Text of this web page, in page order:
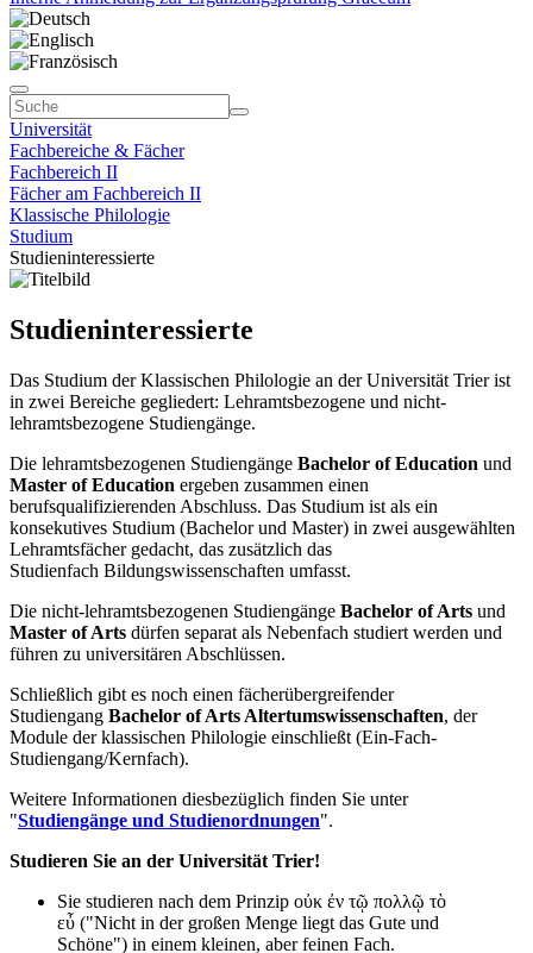
Universität
Fachbereiche & Fächer
Fachbereich II
Fächer am Fachbereich II
Klassische Philologie
Studium
Studieninteressierte
Studieninteressierte
Das Studium der Klassischen Philologie an der Universität Trier ist
in zwei Bereiche gegliedert: Lehramtsbezogene und nicht-
lehramtsbezogene Studiengänge.
Die lehramtsbezogenen Studiengänge Bachelor of Education und
Master of Education ergeben zusammen einen
berufsqualifizierenden Abschluss. Das Studium ist als ein
konsekutives Studium (Bachelor und Master) in zwei ausgewählten
Lehramtsfächer gedacht, das zusätzlich das
Studienfach Bildungswissenschaften umfasst.
Die nicht-lehramtsbezogenen Studiengänge Bachelor of Arts und
Master of Arts dürfen separat als Nebenfach studiert werden und
führen zu universitären Abschlüssen.
Schließlich gibt es noch einen fächerübergreifender
Studiengang Bachelor of Arts Altertumswissenschaften, der
Module der klassischen Philologie einschließt (Ein-Fach-
Studiengang/Kernfach).
Weitere Informationen diesbezüglich finden Sie unter
"Studiengänge und Studienordnungen".
Studieren Sie an der Universität Trier!
Sie studieren nach dem Prinzip οὐκ ἐν τῷ πολλῷ τὸ
εὖ ("Nicht in der großen Menge liegt das Gute und
Schöne") in einem kleinen, aber feinen Fach.